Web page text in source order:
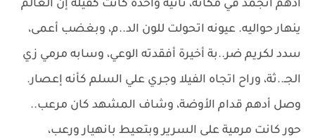
أدهم اتجمد في مكانه، ثانية واحدة كانت كفيلة إن العالم
ينهار حواليه. عيونه اتحولت للون الد..م، وبغضب أعمى،
سدد لكريم ضر..بة أخيرة أفقدته الوعي، وسابه مرمي زي
الجـ..ثة، وراح اتجاه الفيلا وجري علي السلم كأنه إعصار.
وصل أدهم قدام الأوضة، وشاف المشهد كان مرعب..
حور كانت مرمية على السرير وبتعيط بانهيار ورعب،